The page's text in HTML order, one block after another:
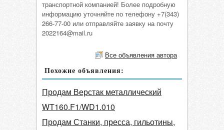
транспортной компанией! Более подробную
информацию уточняйте по телефону +7(343)
266-77-00 или отправляйте заявку на почту
2022164@mail.ru
Все объявления автора
Похожие объявления:
Продам Верстак металлический
WT160.F1/WD1.010
Продам Станки, пресса, гильотины,